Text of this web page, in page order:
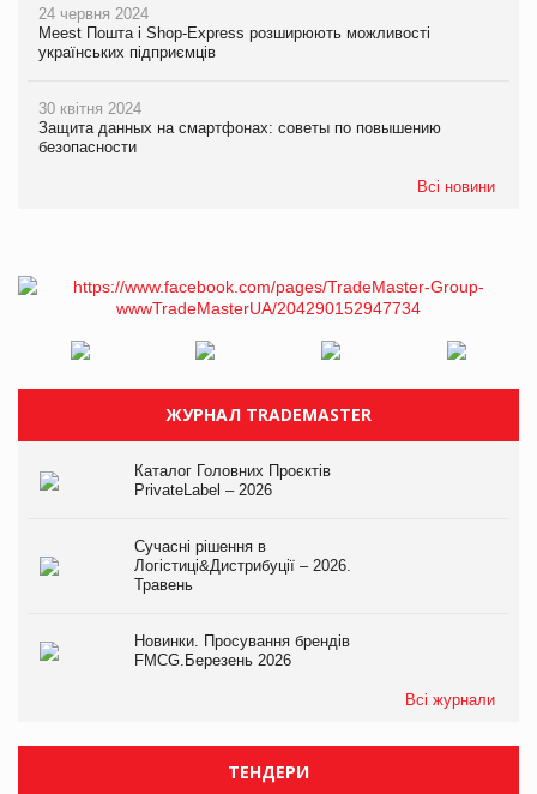
24 червня 2024
Meest Пошта і Shop-Express розширюють можливості
українських підприємців
30 квітня 2024
Защита данных на смартфонах: советы по повышению
безопасности
Всі новини
ЖУРНАЛ TRADEMASTER
Каталог Головних Проєктів
PrivateLabel – 2026
Сучасні рішення в
Логістиці&Дистрибуції – 2026.
Травень
Новинки. Просування брендів
FMCG.Березень 2026
Всі журнали
ТЕНДЕРИ